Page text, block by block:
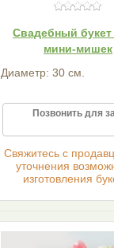
Свадебный букет
мини-мишек
Диаметр: 30 см.
Позвонить для
Cвяжитесь с
уточнения
изготовления